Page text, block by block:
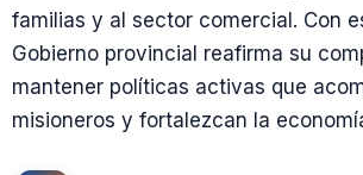
familias y al sector comercial. Con
Gobierno provincial reafirma su
mantener políticas activas que
misioneros y fortalezcan la